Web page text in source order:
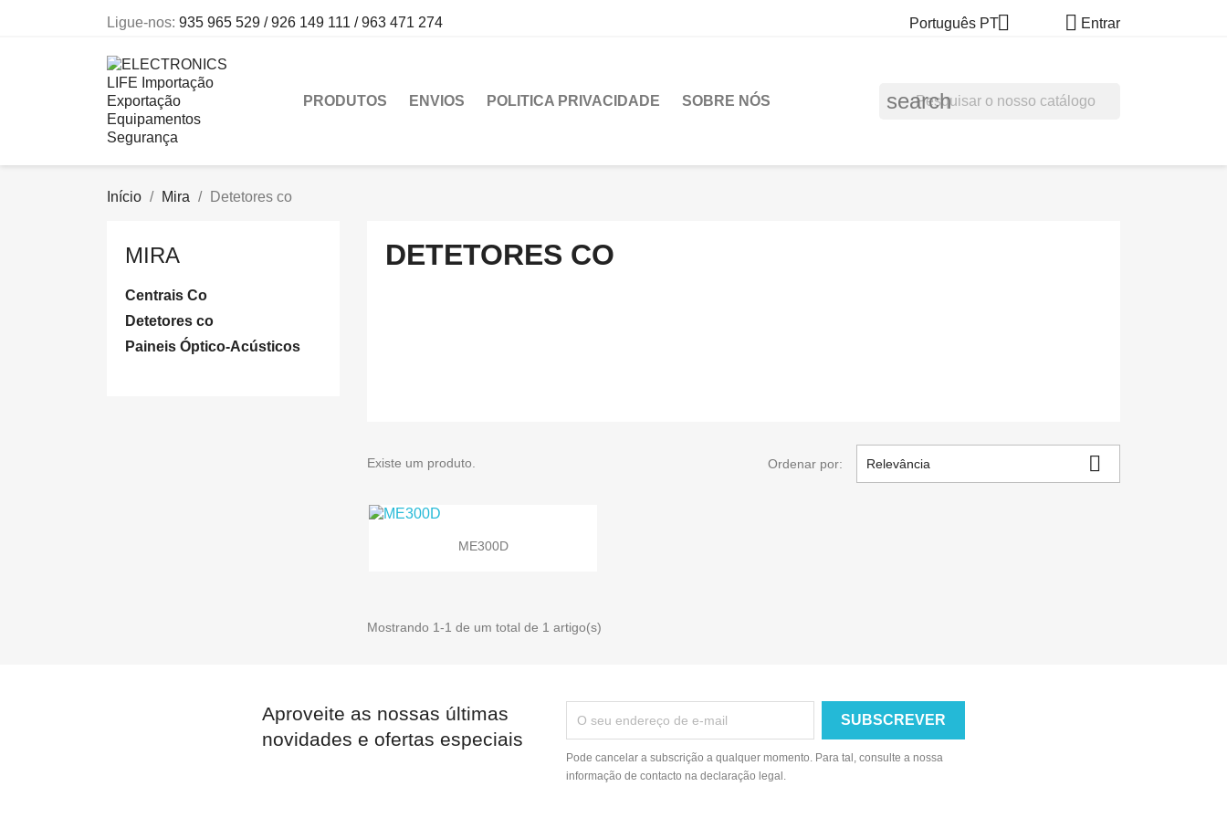
Ligue-nos: 935 965 529 / 926 149 111 / 963 471 274 Português PT  Entrar
PRODUTOS ENVIOS POLITICA PRIVACIDADE SOBRE NÓS search
Início Mira Detetores co
MIRA
Centrais Co
Detetores co
Paineis Óptico-Acústicos
DETETORES CO
Existe um produto. Ordenar por: Relevância 
Vista rápida
ME300D
Mostrando 1-1 de um total de 1 artigo(s)
Aproveite as nossas últimas
novidades e ofertas especiais
Pode cancelar a subscrição a qualquer momento. Para tal, consulte a nossa
informação de contacto na declaração legal.